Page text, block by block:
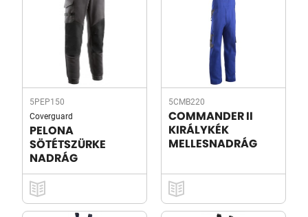
5PEP150
Coverguard
PELONA
SÖTÉTSZÜRKE
NADRÁG
5CMB220
COMMANDER II
KIRÁLYKÉK
MELLESNADRÁG